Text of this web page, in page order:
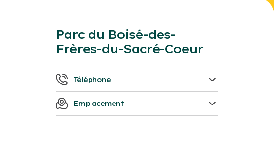
Parc du Boisé-des-
Frères-du-Sacré-Coeur
Téléphone
819-758-1571
Emplacement